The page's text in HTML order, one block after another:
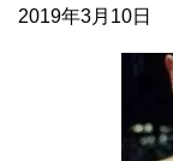
2019年3月10日